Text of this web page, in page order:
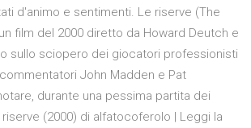
d'animo e sentimenti. Le riserve (The
film del 2000 diretto da Howard Deutch e
sullo sciopero dei giocatori professionisti
John Madden e Pat
durante una pessima partita dei
(2000) di alfatocoferolo | Leggi la